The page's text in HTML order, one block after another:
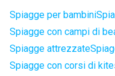
Spiagge per bambini
Spiagge con campi di
Spiagge attrezzate
Spiagge con corsi di